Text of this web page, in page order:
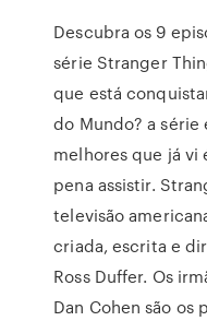
Descubra os 9
série Stranger
que está
do Mundo? a série
melhores que já
pena assistir.
televisão
criada, escrita e
Ross Duffer. Os
Dan Cohen são os